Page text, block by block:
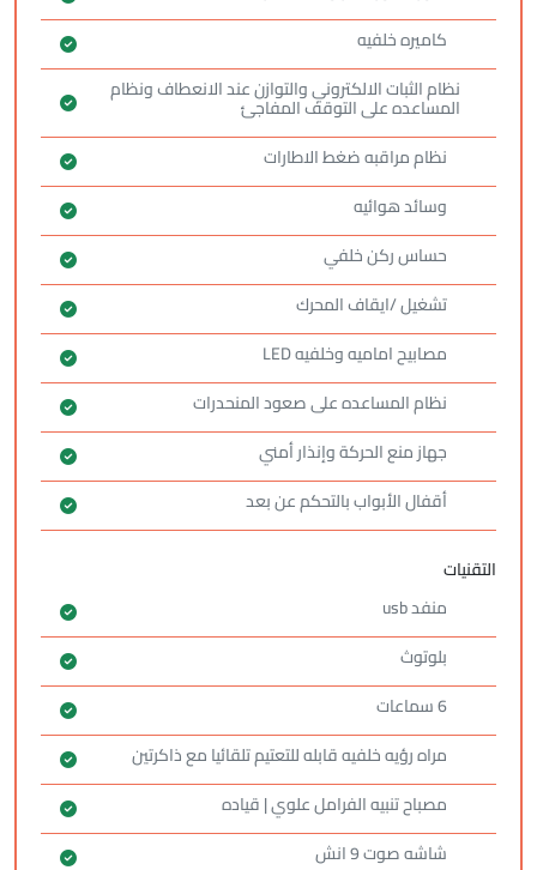
كاميره خلفيه
نظام الثبات الالكتروني والتوازن عند الانعطاف ونظام
المساعده على التوقف المفاجئ
نظام مراقبه ضغط الاطارات
وسائد هوائيه
حساس ركن خلفي
تشغيل /ايقاف المحرك
مصابيح اماميه وخلفيه LED
نظام المساعده على صعود المنحدرات
جهاز منع الحركة وإنذار أمني
أقفال الأبواب بالتحكم عن بعد
التقنيات
منفد usb
بلوتوث
مراه رؤيه خلفيه قابله للتعتيم تلقائيا مع ذاكرتين
مصباح تنبيه الفرامل علوي | قياده
شاشه صوت 9 انش